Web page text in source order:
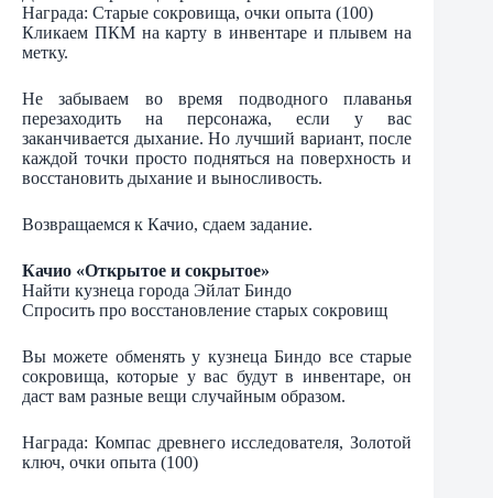
Награда: Старые сокровища, очки опыта (100)
Кликаем ПКМ на карту в инвентаре и плывем на
метку.
Не забываем во время подводного плаванья
перезаходить на персонажа, если у вас
заканчивается дыхание. Но лучший вариант, после
каждой точки просто подняться на поверхность и
восстановить дыхание и выносливость.
Возвращаемся к Качио, сдаем задание.
Качио «Открытое и сокрытое»
Найти кузнеца города Эйлат Биндо
Спросить про восстановление старых сокровищ
Вы можете обменять у кузнеца Биндо все старые
сокровища, которые у вас будут в инвентаре, он
даст вам разные вещи случайным образом.
Награда: Компас древнего исследователя, Золотой
ключ, очки опыта (100)